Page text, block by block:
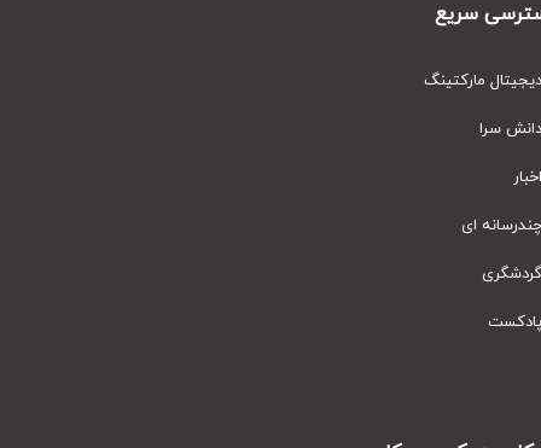
سریع
مارکتینگ
سرا
ای